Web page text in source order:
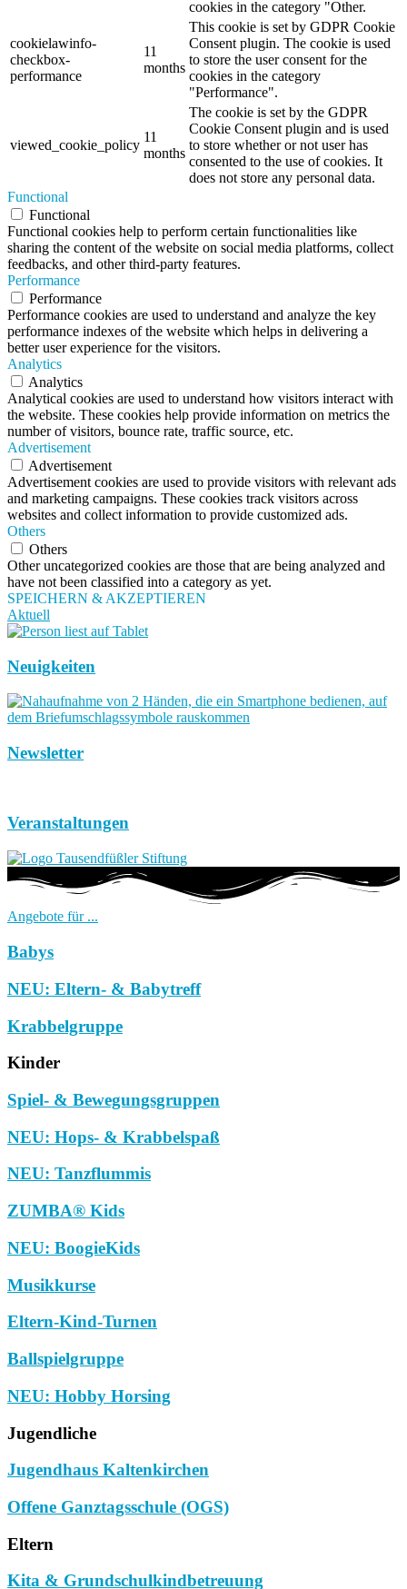
cookies in the category "Other.
cookielawinfo-
checkbox-
performance
11
months
This cookie is set by GDPR Cookie
Consent plugin. The cookie is used
to store the user consent for the
cookies in the category
"Performance".
viewed_cookie_policy
11
months
The cookie is set by the GDPR
Cookie Consent plugin and is used
to store whether or not user has
consented to the use of cookies. It
does not store any personal data.
Functional
Functional
Functional cookies help to perform certain functionalities like
sharing the content of the website on social media platforms, collect
feedbacks, and other third-party features.
Performance
Performance
Performance cookies are used to understand and analyze the key
performance indexes of the website which helps in delivering a
better user experience for the visitors.
Analytics
Analytics
Analytical cookies are used to understand how visitors interact with
the website. These cookies help provide information on metrics the
number of visitors, bounce rate, traffic source, etc.
Advertisement
Advertisement
Advertisement cookies are used to provide visitors with relevant ads
and marketing campaigns. These cookies track visitors across
websites and collect information to provide customized ads.
Others
Others
Other uncategorized cookies are those that are being analyzed and
have not been classified into a category as yet.
SPEICHERN & AKZEPTIEREN
Aktuell
Neuigkeiten
Newsletter
Veranstaltungen
Angebote für ...
Babys
NEU: Eltern- & Babytreff
Krabbelgruppe
Kinder
Spiel- & Bewegungsgruppen
NEU: Hops- & Krabbelspaß
NEU: Tanzflummis
ZUMBA® Kids
NEU: BoogieKids
Musikkurse
Eltern-Kind-Turnen
Ballspielgruppe
NEU: Hobby Horsing
Jugendliche
Jugendhaus Kaltenkirchen
Offene Ganztagsschule (OGS)
Eltern
Kita & Grundschulkindbetreuung